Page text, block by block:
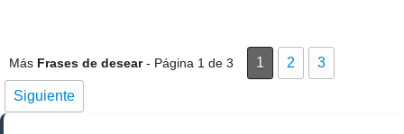
Más Frases de desear- Página 1 de 3 1 2 3
Siguiente